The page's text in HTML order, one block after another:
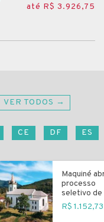
até R$ 3.926,75
VER TODOS →
CE DF ES
Maquiné
processo
seletivo de
R$ 1.152,73